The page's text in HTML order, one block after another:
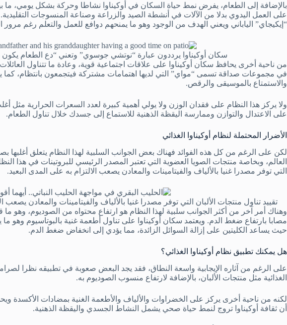
بالإضافة إلى الطعام، يفرض نمط حياة السكان في أوكيناوا نشاطا وحركة بشكل يومي، ما
على العمل اليدوي بدلا من الآلات في أنشطة الصيد والزراعة وصناعة المنسوجات
“إيكيجاي” الياباني ويعني الهدف من الوجود وهو ما يمنحهم دوافع للعمل والتعلم رغم مرور
سكان أوكيناوا يرددون عبارة “نوتشي جوسوي” وتعني “دع الطعام يكون
من ناحية أخرى يحافظ سكان أوكيناوا على علاقات اجتماعية قوية، وعادة ما تتناول
في مجموعات صداقة تسمى “مواي” التي لديها اهتمامات مشتركة فيتجمعون بانتظام، كما
والاستمتاع بالموسيقى والرقص.
ولا يركز هذا النظام على فقدان الوزن ولا يولي أهمية كبيرة لعدد السعرات الحرارية مثل
على الاعتدال والتوازن وممارسة اليقظة الذهنية للاستماع إلى جسدك خلال تناول الطعام.
الأضرار المحتملة لنظام أوكيناوا الغذائي
لكن على الرغم من كل هذه الفوائد فهناك بعض الجوانب السلبية لهذا النظام يتعلق أغلبها
العالم، وبخاصة منتجات الصويا العضوية التي تعتبر المصدر الرئيسي للبروتينات في هذا
التي توفر مصدرا غنيا بالألياف والفيتامينات والمعادن يصعب الالتزام به على المدى البعيد.
تقييد تناول منتجات الألبان التي توفر مصدرا غنيا بالألياف والفيتامينات والمعادن يصعب
وهناك أمر آخر من أكثر الجوانب سلبية لهذا النظام هو ارتفاع محتواه من الصوديوم، وهو
مصابا بارتفاع ضغط الدم. ويعتمد سكان أوكيناوا على تناول أطعمة غنية بالبوتاسيوم وهو ما
حيث يساعد الكليتين على إزالة السوائل الزائدة، مما يؤدي إلى انخفاض ضغط الدم.
هل يمكنك تطبيق نظام أوكيناوا الغذائي؟
على الرغم من آثاره الإيجابية واسعة النطاق، فقد يجد البعض صعوبة في تطبيقه نظرا
الغذائية مثل منتجات الألبان، بالإضافة لارتفاع منسوب الصوديوم به.
لكنه من ناحية أخرى يركز على الخضراوات والألياف والأطعمة الغنية بمضادات الأكسدة
أن ثقافة أوكيناوا تروج لنمط حياة صحي يشمل النشاط الجسدي واليقظة الذهنية.